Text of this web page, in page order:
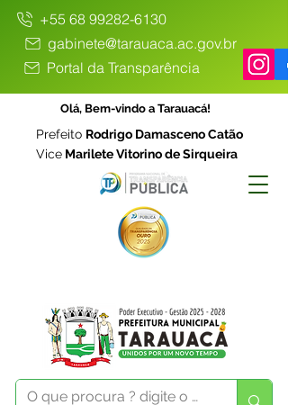
+55 68 99282-6130
gabinete@tarauaca.ac.gov.br
Portal da Transparência
Olá, Bem-vindo a Tarauacá!
Prefeito Rodrigo Damasceno Catão
Vice Marilete Vitorino de Sirqueira